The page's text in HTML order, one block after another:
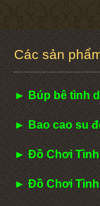
Các sản
► Búp bê tình
► Bao cao su
► Đồ Chơi
► Đồ Chơi Tình